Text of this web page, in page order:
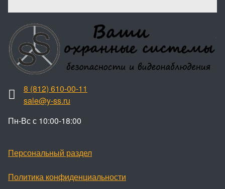
8 (812) 610-00-11
sale@y-ss.ru
Пн-Вс с 10:00-18:00
Персональный раздел
Политика конфиденциальности